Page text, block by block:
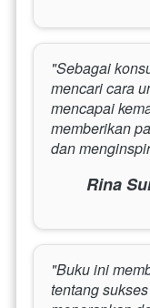
"Sebagai
mencari cara
mencapai
memberikan
dan
Rina
"Buku ini
tentang